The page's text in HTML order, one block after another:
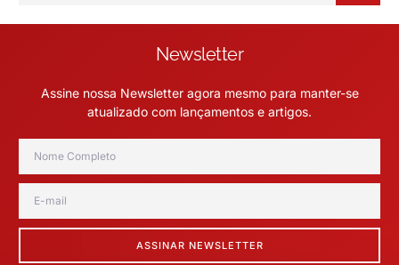
Newsletter
Assine nossa Newsletter agora mesmo para manter-se
atualizado com lançamentos e artigos.
ASSINAR NEWSLETTER